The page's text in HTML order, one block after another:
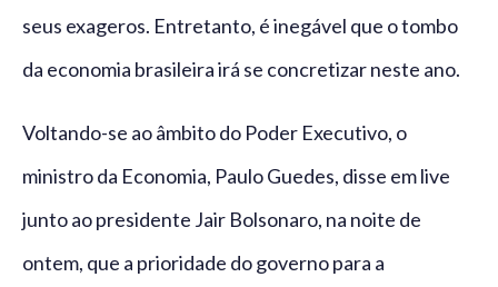
seus exageros. Entretanto, é inegável que o tombo
da economia brasileira irá se concretizar neste ano.
Voltando-se ao âmbito do Poder Executivo, o
ministro da Economia, Paulo Guedes, disse em live
junto ao presidente Jair Bolsonaro, na noite de
ontem, que a prioridade do governo para a